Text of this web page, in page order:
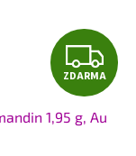
Z
D
A
ZDARMA
1,95 g, Au